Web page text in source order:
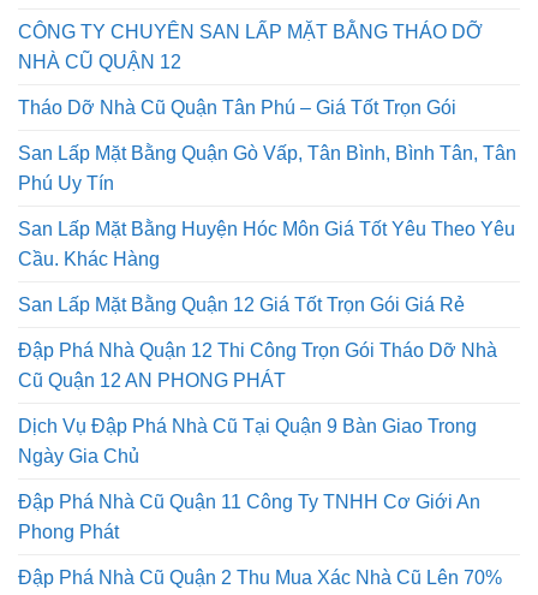
CÔNG TY CHUYÊN SAN LẤP MẶT BẰNG THÁO DỠ
NHÀ CŨ QUẬN 12
Tháo Dỡ Nhà Cũ Quận Tân Phú – Giá Tốt Trọn Gói
San Lấp Mặt Bằng Quận Gò Vấp, Tân Bình, Bình Tân, Tân
Phú Uy Tín
San Lấp Mặt Bằng Huyện Hóc Môn Giá Tốt Yêu Theo Yêu
Cầu. Khác Hàng
San Lấp Mặt Bằng Quận 12 Giá Tốt Trọn Gói Giá Rẻ
Đập Phá Nhà Quận 12 Thi Công Trọn Gói Tháo Dỡ Nhà
Cũ Quận 12 AN PHONG PHÁT
Dịch Vụ Đập Phá Nhà Cũ Tại Quận 9 Bàn Giao Trong
Ngày Gia Chủ
Đập Phá Nhà Cũ Quận 11 Công Ty TNHH Cơ Giới An
Phong Phát
Đập Phá Nhà Cũ Quận 2 Thu Mua Xác Nhà Cũ Lên 70%